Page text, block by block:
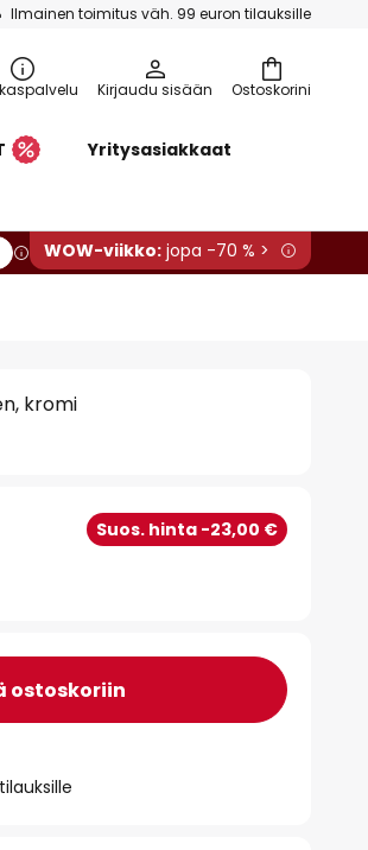
Ilmainen toimitus väh. 99 euron tilauksille
Ostoskorini
Kirjaudu sisään
Yritysasiakkaat
WOW-viikko: jopa -70 % >
kromi
Suos. hinta -23,00 €
ostoskoriin